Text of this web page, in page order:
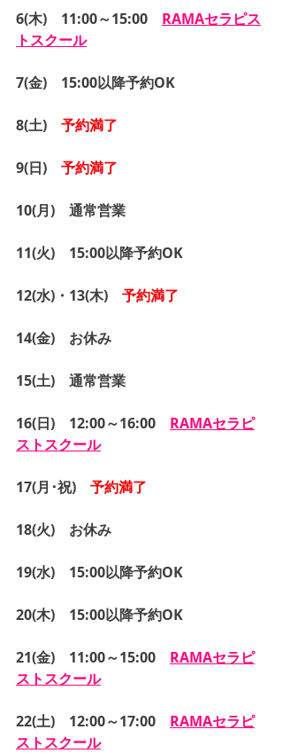
6(木)　11:00～15:00 RAMAセラピス
トスクール
7(金)　15:00以降予約OK
8(土) 予約満了
9(日) 予約満了
10(月)　通常営業
11(火)　15:00以降予約OK
12(水)・13(木) 予約満了
14(金)　お休み
15(土)　通常営業
16(日)　12:00～16:00 RAMAセラピ
ストスクール
17(月･祝) 予約満了
18(火)　お休み
19(水)　15:00以降予約OK
20(木)　15:00以降予約OK
21(金)　11:00～15:00 RAMAセラピ
ストスクール
22(土)　12:00～17:00 RAMAセラピ
ストスクール